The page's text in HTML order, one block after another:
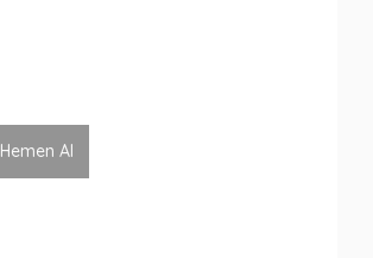
Hemen Al